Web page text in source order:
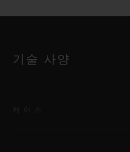
기술 사양